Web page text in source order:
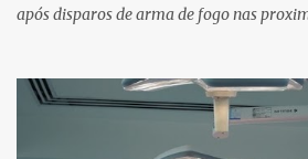
após disparos de arma de fogo nas
começado dentro do estabelecimento e
externa, quando dois homens armados
diversos disparos. Duas vítimas